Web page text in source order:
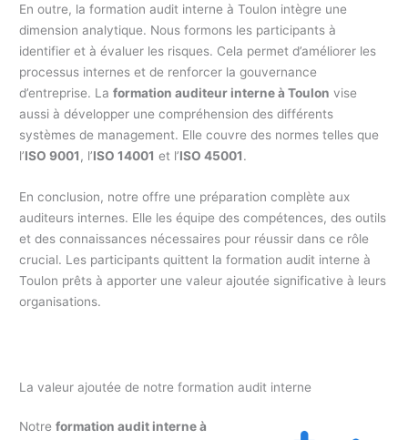
En outre, la formation audit interne à Toulon intègre une
dimension analytique. Nous formons les participants à
identifier et à évaluer les risques. Cela permet d’améliorer les
processus internes et de renforcer la gouvernance
d’entreprise. Laformation auditeur interne à Toulon vise
aussi à développer une compréhension des différents
systèmes de management. Elle couvre des normes telles que
l’ISO 9001 , l’ISO 14001 et l’ISO 45001.
En conclusion, notre offre une préparation complète aux
auditeurs internes. Elle les équipe des compétences, des outils
et des connaissances nécessaires pour réussir dans ce rôle
crucial. Les participants quittent la formation audit interne à
Toulon prêts à apporter une valeur ajoutée significative à leurs
organisations.
La valeur ajoutée de notre formation audit interne
Notreformation audit interne à